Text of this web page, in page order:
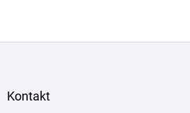
Kontakt